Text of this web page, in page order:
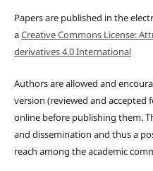
Papers are published in the
aCreative Commons License:
derivatives 4.0 International
Authors are allowed and
version (reviewed and
online before publishing them.
and dissemination and thus a
reach among the academic